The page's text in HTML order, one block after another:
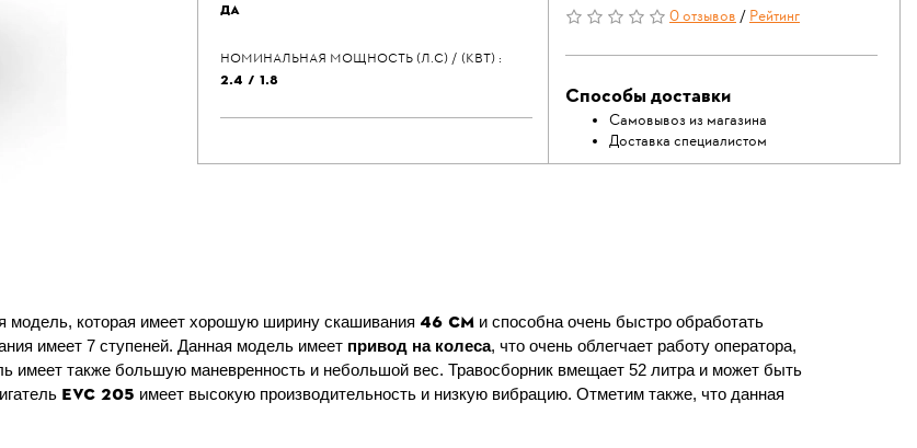
ДА
НОМИНАЛЬНАЯ МОЩНОСТЬ (Л.С) / (КВТ) :
2.4 / 1.8
0 отзывов/Рейтинг
Способы доставки
Самовывоз из магазина
Доставка специалистом
модель, которая имеет хорошую ширину скашивания 46 см и способна очень быстро обработать
имеет 7 ступеней. Данная модель имеет привод на колеса, что очень облегчает работу оператора,
имеет также большую маневренность и небольшой вес. Травосборник вмещает 52 литра и может быть
EVC 205 имеет высокую производительность и низкую вибрацию. Отметим также, что данная